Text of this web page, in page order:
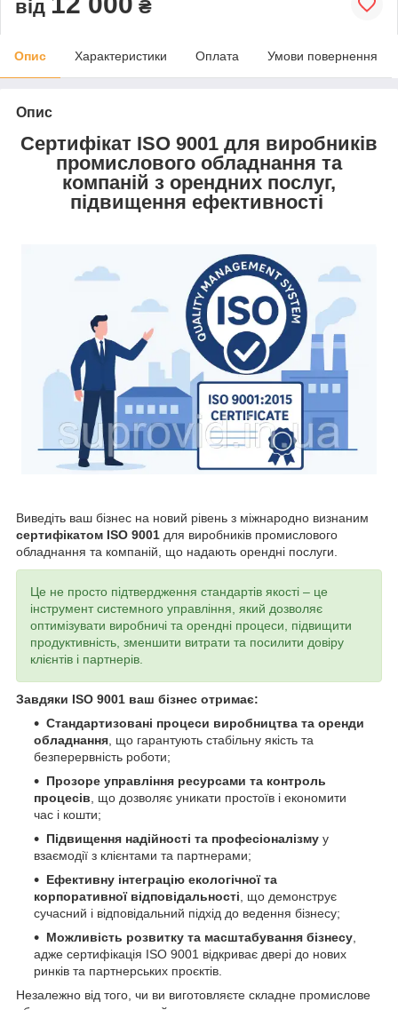
від ₴
Опис Характеристики Оплата Умови повернення
Опис
Сертифікат ISO 9001 для виробників
промислового обладнання та
компаній з орендних послуг,
підвищення ефективності
Виведіть ваш бізнес на новий рівень з міжнародно визнаним
сертифікатом ISO 9001 для виробників промислового
обладнання та компаній, що надають орендні послуги.
Це не просто підтвердження стандартів якості – це
інструмент системного управління, який дозволяє
оптимізувати виробничі та орендні процеси, підвищити
продуктивність, зменшити витрати та посилити довіру
клієнтів і партнерів.
Завдяки ISO 9001 ваш бізнес отримає:
Стандартизовані процеси виробництва та оренди
обладнання, що гарантують стабільну якість та
безперервність роботи;
Прозоре управління ресурсами та контроль
процесів, що дозволяє уникати простоїв і економити
час і кошти;
Підвищення надійності та професіоналізму у
взаємодії з клієнтами та партнерами;
Ефективну інтеграцію екологічної та
корпоративної відповідальності, що демонструє
сучасний і відповідальний підхід до ведення бізнесу;
Можливість розвитку та масштабування бізнесу,
адже сертифікація ISO 9001 відкриває двері до нових
ринків та партнерських проєктів.
Незалежно від того, чи ви виготовляєте складне промислове